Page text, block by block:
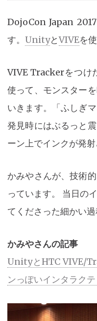
DojoCon Japan
す。 UnityとVIVEを
VIVE Trackerをつけ
使って、モンスター
いきます。「ふしぎ
発見時にはぶるっと
ーン上でインクが発射
かみやさんが、技術
っています。 当日の
てくださった細かい過
かみやさんの記事
UnityとHTC VIVE/
ンっぽいインタラク